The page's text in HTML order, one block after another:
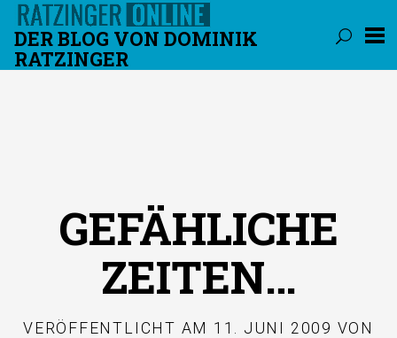
DER BLOG VON DOMINIK
RATZINGER
GEFÄHLICHE
ZEITEN…
VERÖFFENTLICHT AM 11. JUNI 2009 VON